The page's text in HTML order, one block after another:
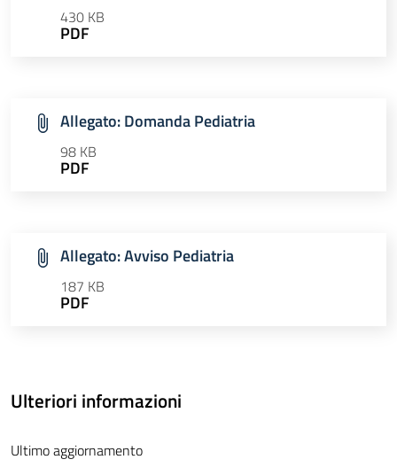
430 KB
PDF
Allegato: Domanda Pediatria
98 KB
PDF
Allegato: Avviso Pediatria
187 KB
PDF
Ulteriori informazioni
Ultimo aggiornamento